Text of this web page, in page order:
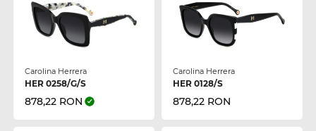
Carolina Herrera
HER 0258/G/S
878,22 RON
Carolina Herrera
HER 0128/S
878,22 RON